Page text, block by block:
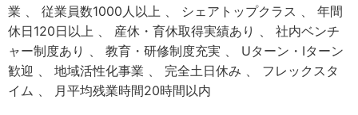
変更の範囲：会社の定める業務
▼仕事のやりがい
━━━━━━━━━━
【休日・休暇】
完全週休2日制（土日祝）
年間休日120日
年末年始休暇、年次有給休暇（10～20日、下限日数は入社
直後の付与日数）
業
従業員数1000人以上 シェアトップクラス
年間
休日120日以上
産休・育休取得実績あり
社内ベンチ
ャー制度あり
教育・研修制度充実
Uターン・Iターン
歓迎
地域活性化事業 完全土日休み
フレックスタ
イム
月平均残業時間20時間以内